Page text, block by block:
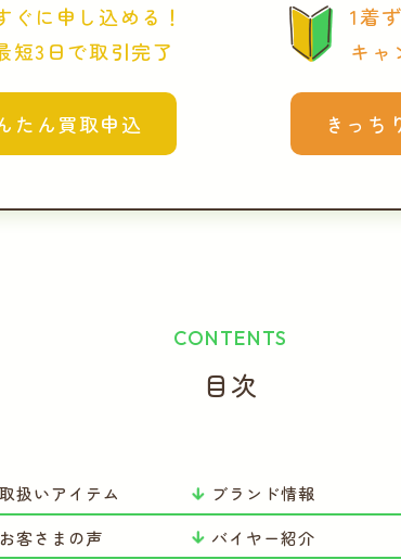
ぐに申し込める！
短3日で取引完了
たん買取申込
1着
キャ
きっち
CONTENTS
目次
取扱いアイテム ブランド情報
お客さまの声 バイヤー紹介